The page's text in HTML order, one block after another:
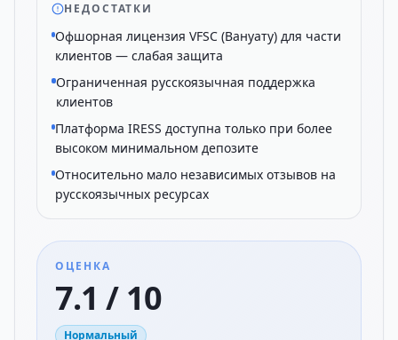
НЕДОСТАТКИ
Офшорная лицензия VFSC (Вануату) для части
клиентов — слабая защита
Ограниченная русскоязычная поддержка
клиентов
Платформа IRESS доступна только при более
высоком минимальном депозите
Относительно мало независимых отзывов на
русскоязычных ресурсах
ОЦЕНКА
7.1 / 10
Нормальный